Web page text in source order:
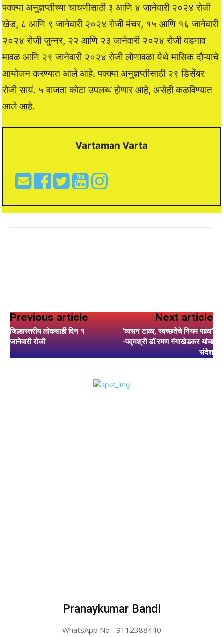
पक्क्या अनुज्ञप्तीच्या चाचणीसाठी ३ आणि ४ जानेवारी २०२४ रोजी
खेड, ८ आणि ९ जानेवारी २०२४ रोजी मंचर, १५ आणि १६ जानेवारी
२०२४ रोजी जुन्नर, २२ आणि २३ जानेवारी २०२४ रोजी वडगाव
मावळ आणि २९ जानेवारी २०२४ रोजी लोणावळा येथे मासिक दौऱ्याचे
आयोजन करण्यात आले आहे. पक्क्या अनुज्ञप्तीसाठी २९ डिसेंबर
रोजी सायं. ५ वाजता कोटा उपलब्ध होणार आहे, असेही कळविण्यात
आले आहे.
Vartaman Varta
Previous article
जिल्हास्तरीय लोकशाही दिन १
जानेवारी रोजी
Next article
‘व्यसन टाळा, स्वच्छतेचे नियम पाळा’
-पद्मश्री डॉ.रमण गंगाखेडकर यांचा
संदेश
Pranaykumar Bandi
WhatsApp No - 9112388440